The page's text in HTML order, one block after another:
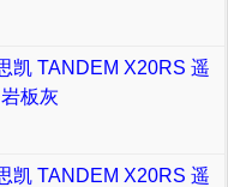
凯 TANDEM X20RS 遥
板灰
凯 TANDEM X20RS 遥